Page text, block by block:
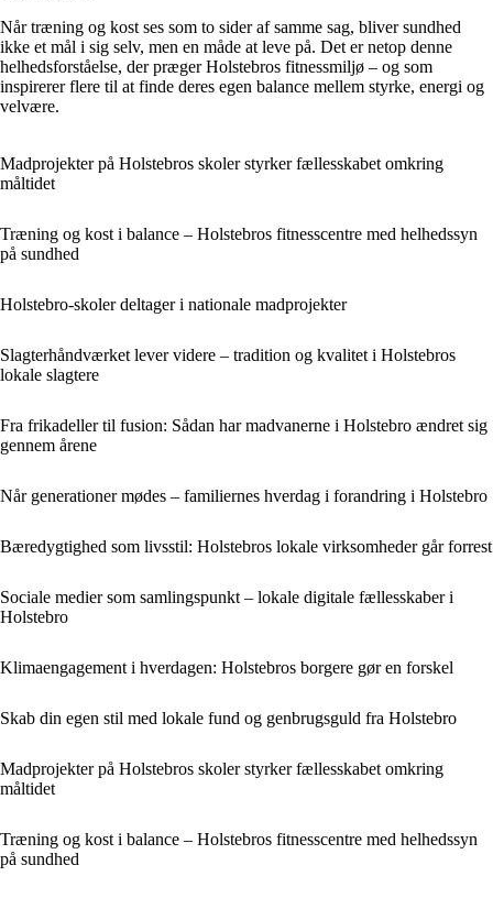
Når træning og kost ses som to sider af samme sag, bliver sundhed
ikke et mål i sig selv, men en måde at leve på. Det er netop denne
helhedsforståelse, der præger Holstebros fitnessmiljø – og som
inspirerer flere til at finde deres egen balance mellem styrke, energi og
velvære.
Madprojekter på Holstebros skoler styrker fællesskabet omkring
måltidet
Træning og kost i balance – Holstebros fitnesscentre med helhedssyn
på sundhed
Holstebro-skoler deltager i nationale madprojekter
Slagterhåndværket lever videre – tradition og kvalitet i Holstebros
lokale slagtere
Fra frikadeller til fusion: Sådan har madvanerne i Holstebro ændret sig
gennem årene
Når generationer mødes – familiernes hverdag i forandring i Holstebro
Bæredygtighed som livsstil: Holstebros lokale virksomheder går forrest
Sociale medier som samlingspunkt – lokale digitale fællesskaber i
Holstebro
Klimaengagement i hverdagen: Holstebros borgere gør en forskel
Skab din egen stil med lokale fund og genbrugsguld fra Holstebro
Madprojekter på Holstebros skoler styrker fællesskabet omkring
måltidet
Træning og kost i balance – Holstebros fitnesscentre med helhedssyn
på sundhed